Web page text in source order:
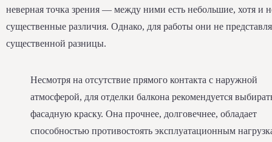
неверная точка зрения — между ними есть небольшие, хотя и
существенные различия. Однако, для работы они не
существенной разницы.
Несмотря на отсутствие прямого контакта с наружной
атмосферой, для отделки балкона рекомендуется
фасадную краску. Она прочнее, долговечнее, обладает
способностью противостоять эксплуатационным